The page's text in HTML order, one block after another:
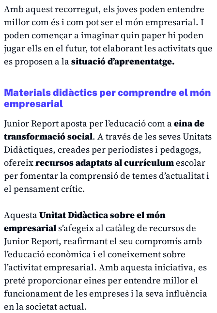
Amb aquest recorregut, els joves poden entendre
millor com és i com pot ser el món empresarial. I
poden començar a imaginar quin paper hi poden
jugar ells en el futur, tot elaborant les activitats que
es proposen a lasituació d’aprenentatge.
Materials didàctics per comprendre el món
empresarial
Junior Report aposta per l’educació com aeina de
transformació social. A través de les seves Unitats
Didàctiques, creades per periodistes i pedagogs,
ofereixrecursos adaptats al currículumescolar
per fomentar la comprensió de temes d’actualitat i
el pensament crític.
AquestaUnitat Didàctica sobre el món
empresarial s’afegeix al catàleg de recursos de
Junior Report, reafirmant el seu compromís amb
l’educació econòmica i el coneixement sobre
l’activitat empresarial. Amb aquesta iniciativa, es
preté proporcionar eines per entendre millor el
funcionament de les empreses i la seva influència
en la societat actual.